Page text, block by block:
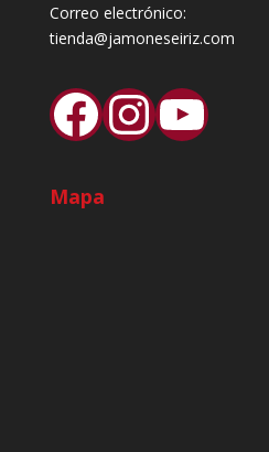
Correo electrónico:
tienda@jamoneseiriz.com
Facebook
Mapa